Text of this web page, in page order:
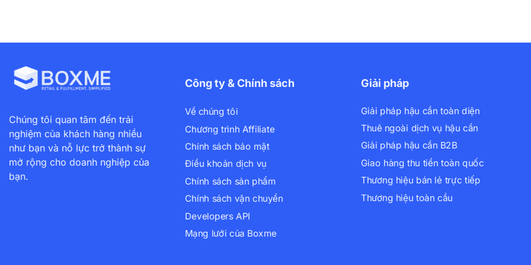
Chúng tôi quan tâm đến trải
nghiệm của khách hàng nhiều
như bạn và nỗ lực trở thành sự
mở rộng cho doanh nghiệp của
bạn.
Công ty & Chính sách
Về chúng tôi
Chương trình Affiliate
Chính sách bảo mật
Điều khoản dịch vụ
Chính sách sản phẩm
Chính sách vận chuyển
Developers API
Mạng lưới của Boxme
Giải pháp
Giải pháp hậu cần toàn diện
Thuê ngoài dịch vụ hậu cần
Giải pháp hậu cần B2B
Giao hàng thu tiền toàn quốc
Thương hiệu bán lẻ trực tiếp
Thương hiệu toàn cầu